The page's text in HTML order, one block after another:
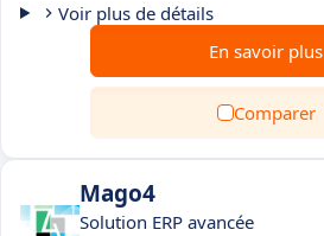
Voir plus de détails
En savoir plus
Comparer
Mago4
Solution ERP avancée